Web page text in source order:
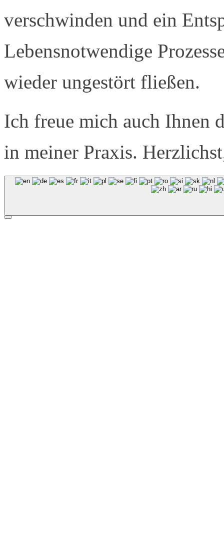
verschwinden und ein
Lebensnotwendige
wieder ungestört fließen.
Ich freue mich auch Ihnen
in meiner Praxis.